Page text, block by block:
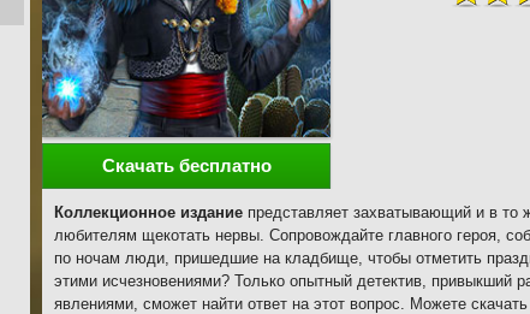
Скачать бесплатно
Коллекционное издание представляет захватывающий и в то
любителям щекотать нервы. Сопровождайте главного героя,
по ночам люди, пришедшие на кладбище, чтобы отметить
этими исчезновениями? Только опытный детектив, привыкший
явлениями, сможет найти ответ на этот вопрос. Можете